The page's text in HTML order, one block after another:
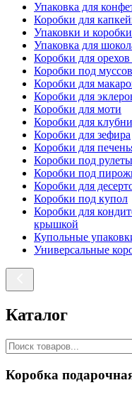
Упаковка для
Коробки для
Упаковки и
Упаковка для
Коробки для
Коробки под
Коробки для
Коробки для
Коробки для моти
Коробки для
Коробки для зефира
Коробки для
Коробки под рулеты
Коробки под
Коробки для
Коробки под купол
Коробки для
крышкой
Купольные
Универсальные
Каталог
Коробка